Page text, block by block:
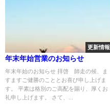
更新情報
年末年始営業のお知らせ
年末年始のお知らせ 拝啓 師走の候、ま
すますご健勝のこととお喜び申し上げま
す。 平素は格別のご高配を賜り、厚くお
礼申し上げます。 さて、...